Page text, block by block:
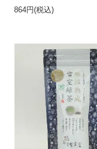
864円(税込)